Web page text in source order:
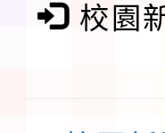
檢送
實施
校園